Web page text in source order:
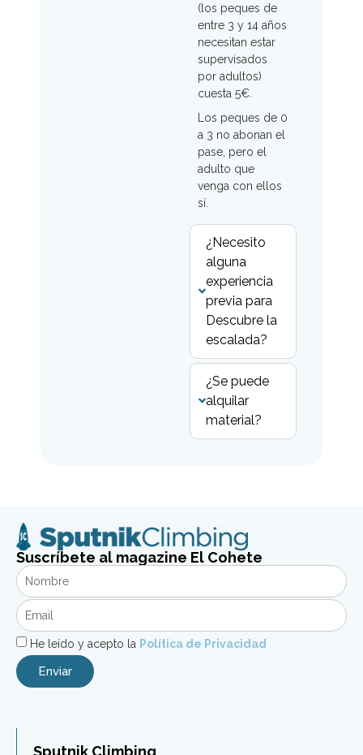
(los peques de
entre 3 y 14 años
necesitan estar
supervisados
por adultos)
cuesta 5€.
Los peques de 0
a 3 no abonan el
pase, pero el
adulto que
venga con ellos
sí.
¿Necesito
alguna
experiencia
previa para
Descubre la
escalada?
¿Se puede
alquilar
material?
Suscríbete al magazine El Cohete
He leído y acepto la Política de Privacidad
Enviar